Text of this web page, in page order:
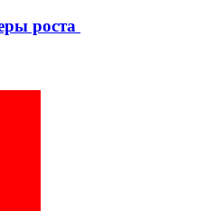
роста